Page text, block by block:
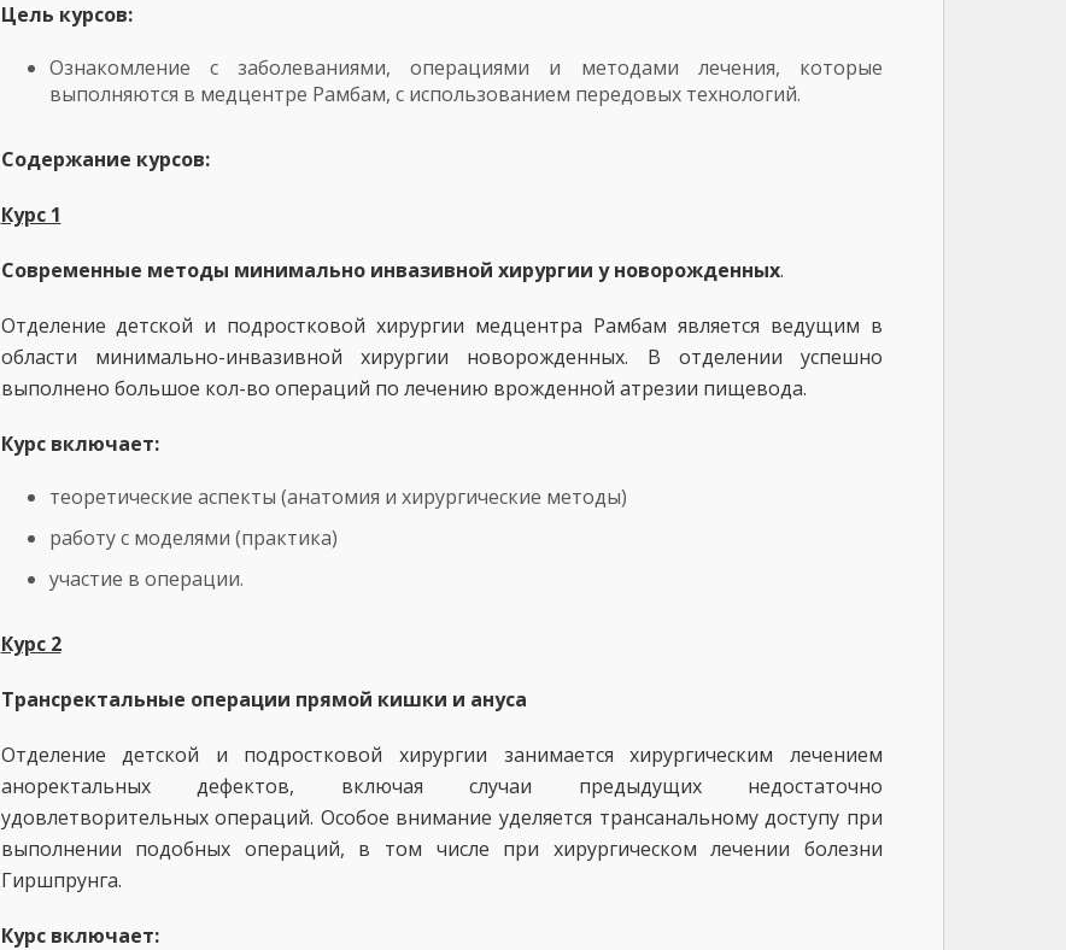
Цель курсов:
Ознакомление с заболеваниями, операциями и методами лечения, которые
выполняются в медцентре Рамбам, с использованием передовых технологий.
Содержание курсов:
Курс 1
Современные методы минимально инвазивной хирургии у новорожденных.
Отделение детской и подростковой хирургии медцентра Рамбам является ведущим в
области минимально-инвазивной хирургии новорожденных. В отделении успешно
выполнено большое кол-во операций по лечению врожденной атрезии пищевода.
Курс включает:
теоретические аспекты (анатомия и хирургические методы)
работу с моделями (практика)
участие в операции.
Курс 2
Трансректальные операции прямой кишки и ануса
Отделение детской и подростковой хирургии занимается хирургическим лечением
аноректальных дефектов, включая случаи предыдущих недостаточно
удовлетворительных операций. Особое внимание уделяется трансанальному доступу при
выполнении подобных операций, в том числе при хирургическом лечении болезни
Гиршпрунга.
Курс включает: